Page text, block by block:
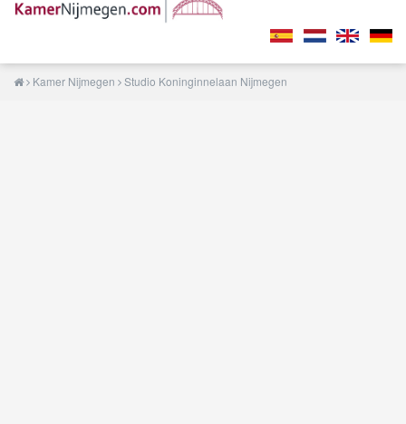
Kamer Nijmegen Studio Koninginnelaan Nijmegen